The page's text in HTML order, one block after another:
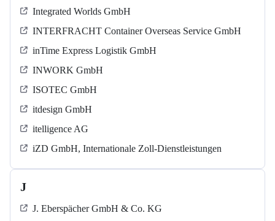
Integrated Worlds GmbH
INTERFRACHT Container Overseas Service GmbH
inTime Express Logistik GmbH
INWORK GmbH
ISOTEC GmbH
itdesign GmbH
itelligence AG
iZD GmbH, Internationale Zoll-Dienstleistungen
J
J. Eberspächer GmbH & Co. KG